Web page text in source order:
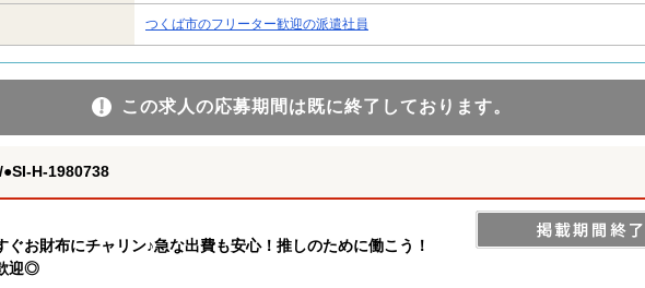
つくば市のフリーター歓迎の派遣社員
この求人の応募期間は既に終了しております。
H-1980738
ぐお財布にチャリン♪急な出費も安心！推しのために働こう！
迎◎